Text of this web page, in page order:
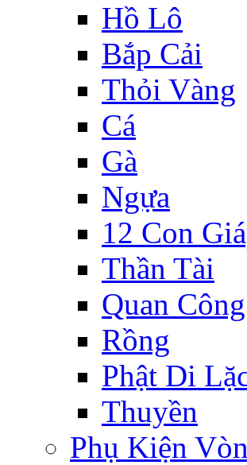
Hồ Lô
Bắp Cải
Thỏi Vàng
Cá
Gà
Ngựa
12 Con
Thần Tài
Quan Công
Rồng
Phật Di
Thuyền
Phụ Kiện